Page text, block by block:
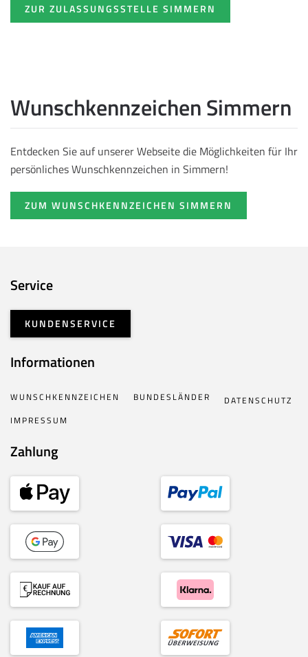
ZUR ZULASSUNGSSTELLE SIMMERN
Wunschkennzeichen Simmern
Entdecken Sie auf unserer Webseite die Möglichkeiten für Ihr
persönliches Wunschkennzeichen in Simmern!
ZUM WUNSCHKENNZEICHEN SIMMERN
Service
KUNDENSERVICE
Informationen
WUNSCHKENNZEICHEN BUNDESLÄNDER
DATENSCHUTZ
IMPRESSUM
Zahlung